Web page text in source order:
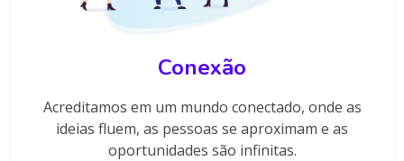
Conexão
Acreditamos em um mundo conectado, onde as
ideias fluem, as pessoas se aproximam e as
oportunidades são infinitas.